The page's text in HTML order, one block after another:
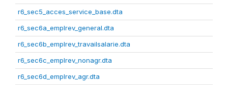
r6_sec5_acces_service_base.dta
r6_sec6a_emplrev_general.dta
r6_sec6b_emplrev_travailsalarie.dta
r6_sec6c_emplrev_nonagr.dta
r6_sec6d_emplrev_agr.dta